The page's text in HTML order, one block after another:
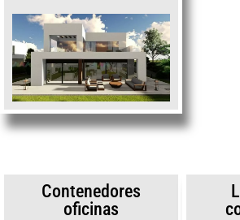
Contenedores
oficinas